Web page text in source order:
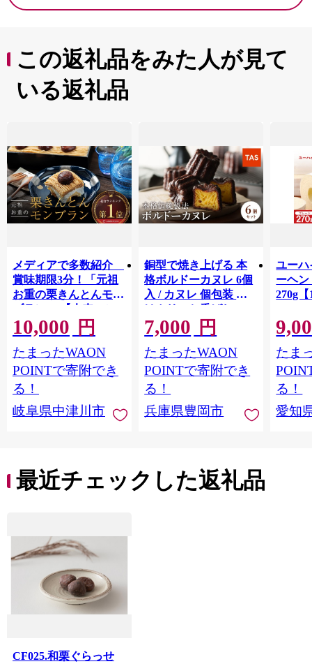
この返礼品をみた人が見て
いる返礼品
メディアで多数紹介
賞味期限3分！「元祖
お重の栗きんとんモン
ブラン」 【未来のご
褒美】スイーツ 栗 モ
ンブラン くりきんと
ん デザート ご褒美 お
取り寄せ くり お菓子
10,000 円
たまったWAON
POINTで寄附でき
る！
岐阜県中津川市
銅型で焼き上げる 本
格ボルドーカヌレ 6個
入 / カヌレ 個包装 外
はカリッと香ばしい
中はもっちり ラム酒
バニラ お取り寄せ ス
イーツ 焼き菓子 詰め
合わせ ホワイトデー
お返し 冷凍 手作り 化
粧箱入り ギフト TAS
BAKE
7,000 円
たまったWAON
POINTで寄附でき
る！
兵庫県豊岡市
ユーハ
ーヘ
270g【
たま
る！
愛知
最近チェックした返礼品
CF025.和栗ぐらっせ